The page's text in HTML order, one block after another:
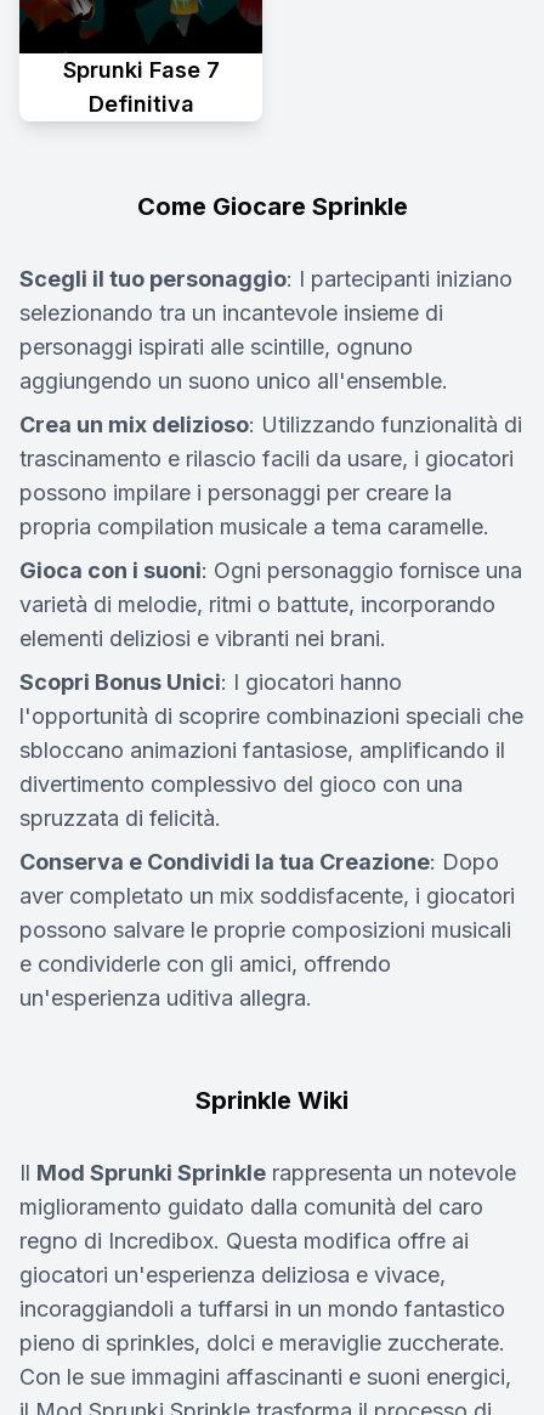
Sprunki Fase 7
Definitiva
Come Giocare Sprinkle
Scegli il tuo personaggio: I partecipanti iniziano
selezionando tra un incantevole insieme di
personaggi ispirati alle scintille, ognuno
aggiungendo un suono unico all'ensemble.
Crea un mix delizioso: Utilizzando funzionalità di
trascinamento e rilascio facili da usare, i giocatori
possono impilare i personaggi per creare la
propria compilation musicale a tema caramelle.
Gioca con i suoni: Ogni personaggio fornisce una
varietà di melodie, ritmi o battute, incorporando
elementi deliziosi e vibranti nei brani.
Scopri Bonus Unici: I giocatori hanno
l'opportunità di scoprire combinazioni speciali che
sbloccano animazioni fantasiose, amplificando il
divertimento complessivo del gioco con una
spruzzata di felicità.
Conserva e Condividi la tua Creazione: Dopo
aver completato un mix soddisfacente, i giocatori
possono salvare le proprie composizioni musicali
e condividerle con gli amici, offrendo
un'esperienza uditiva allegra.
Sprinkle Wiki
Il Mod Sprunki Sprinkle rappresenta un notevole
miglioramento guidato dalla comunità del caro
regno di Incredibox. Questa modifica offre ai
giocatori un'esperienza deliziosa e vivace,
incoraggiandoli a tuffarsi in un mondo fantastico
pieno di sprinkles, dolci e meraviglie zuccherate.
Con le sue immagini affascinanti e suoni energici,